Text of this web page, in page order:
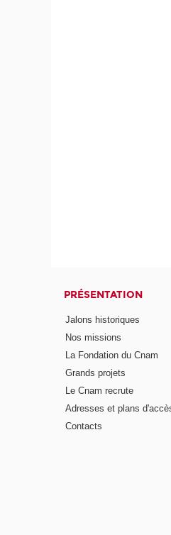
PRÉSENTATION
Jalons historiques
Nos missions
La Fondation du Cnam
Grands projets
Le Cnam recrute
Adresses et plans
Contacts